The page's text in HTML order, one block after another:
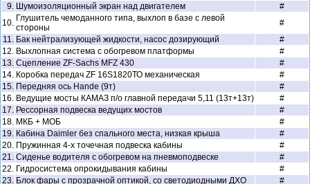
9. Шумоизоляционный экран над двигателем
#
10. Глушитель чемоданного типа, выхлоп в базе с левой
стороны
#
11. Бак нейтрализующей жидкости, насос дозирующий
#
12. Выхлопная система с обогревом платформы
#
13. Сцепление ZF-Sachs MFZ 430
#
14. Коробка передач ZF 16S1820ТО механическая
#
15. Передняя ось Hande (9т)
#
16. Ведущие мосты КАМАЗ п/о главной передачи 5,11 (13т+13т)
#
17. Рессорная подвеска ведущих мостов
#
18. МКБ + МОБ
#
19. Кабина Daimler без спального места, низкая крыша
#
20. Пружинная 4-х точечная подвеска кабины
#
21. Сиденье водителя с обогревом на пневмоподвеске
#
22. Гидросистема опрокидывания кабины
#
23. Блок фары с прозрачной оптикой, со светодиодными ДХО
#